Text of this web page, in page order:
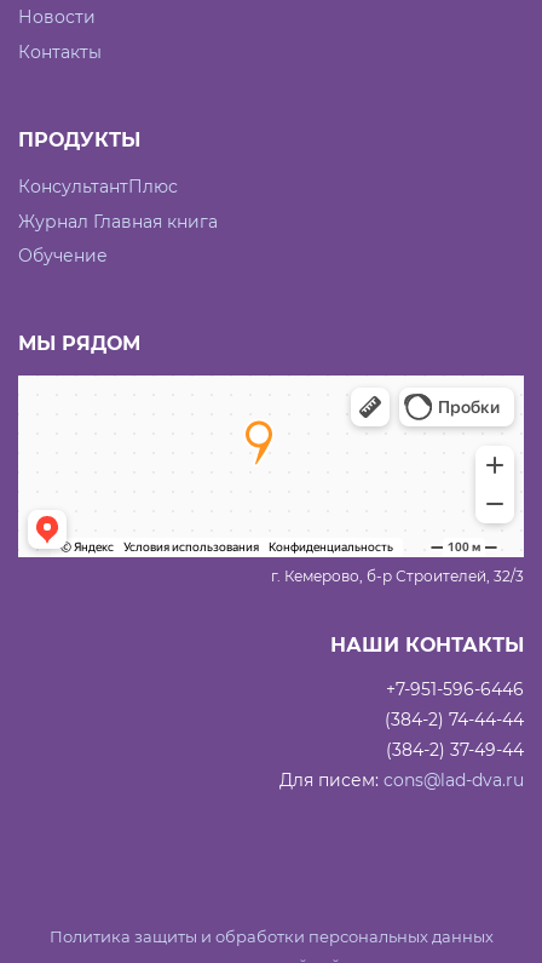
Новости
Контакты
ПРОДУКТЫ
КонсультантПлюс
Журнал Главная книга
Обучение
МЫ РЯДОМ
г. Кемерово, б-р Строителей, 32/3
НАШИ КОНТАКТЫ
+7-951-596-6446
(384-2) 74-44-44
(384-2) 37-49-44
Для писем: cons@lad-dva.ru
Политика защиты и обработки персональных данных